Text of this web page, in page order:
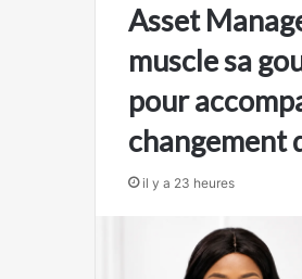
Asset
muscle sa
pour
changement
il y a 23 heures